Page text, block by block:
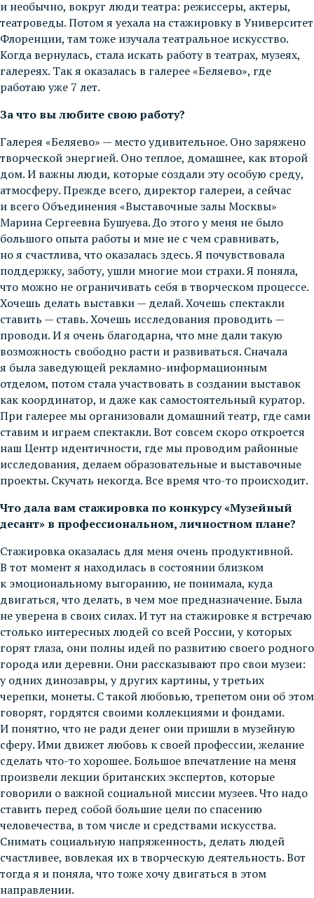
и необычно, вокруг люди театра: режиссеры, актеры,
театроведы. Потом я уехала на стажировку в Университет
Флоренции, там тоже изучала театральное искусство.
Когда вернулась, стала искать работу в театрах, музеях,
галереях. Так я оказалась в галерее «Беляево», где
работаю уже 7 лет.
За что вы любите свою работу?
Галерея «Беляево» — место удивительное. Оно заряжено
творческой энергией. Оно теплое, домашнее, как второй
дом. И важны люди, которые создали эту особую среду,
атмосферу. Прежде всего, директор галереи, а сейчас
и всего Объединения «Выставочные залы Москвы»
Марина Сергеевна Бушуева. До этого у меня не было
большого опыта работы и мне не с чем сравнивать,
но я счастлива, что оказалась здесь. Я почувствовала
поддержку, заботу, ушли многие мои страхи. Я поняла,
что можно не ограничивать себя в творческом процессе.
Хочешь делать выставки — делай. Хочешь спектакли
ставить — ставь. Хочешь исследования проводить —
проводи. И я очень благодарна, что мне дали такую
возможность свободно расти и развиваться. Сначала
я была заведующей рекламно-информационным
отделом, потом стала участвовать в создании выставок
как координатор, и даже как самостоятельный куратор.
При галерее мы организовали домашний театр, где сами
ставим и играем спектакли. Вот совсем скоро откроется
наш Центр идентичности, где мы проводим районные
исследования, делаем образовательные и выставочные
проекты. Скучать некогда. Все время что-то происходит.
Что дала вам стажировка по конкурсу «Музейный
десант» в профессиональном, личностном плане?
Стажировка оказалась для меня очень продуктивной.
В тот момент я находилась в состоянии близком
к эмоциональному выгоранию, не понимала, куда
двигаться, что делать, в чем мое предназначение. Была
не уверена в своих силах. И тут на стажировке я встречаю
столько интересных людей со всей России, у которых
горят глаза, они полны идей по развитию своего родного
города или деревни. Они рассказывают про свои музеи:
у одних динозавры, у других картины, у третьих
черепки, монеты. С такой любовью, трепетом они об этом
говорят, гордятся своими коллекциями и фондами.
И понятно, что не ради денег они пришли в музейную
сферу. Ими движет любовь к своей профессии, желание
сделать что-то хорошее. Большое впечатление на меня
произвели лекции британских экспертов, которые
говорили о важной социальной миссии музеев. Что надо
ставить перед собой большие цели по спасению
человечества, в том числе и средствами искусства.
Снимать социальную напряженность, делать людей
счастливее, вовлекая их в творческую деятельность. Вот
тогда я и поняла, что тоже хочу двигаться в этом
направлении.